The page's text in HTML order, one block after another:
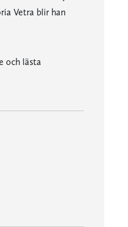
Vetra blir han
och lästa